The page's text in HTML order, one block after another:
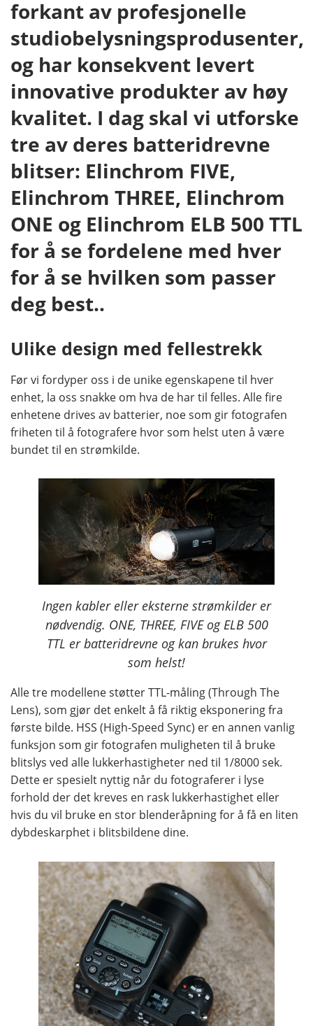
forkant av profesjonelle
studiobelysningsprodusenter,
og har konsekvent levert
innovative produkter av høy
kvalitet. I dag skal vi utforske
tre av deres batteridrevne
blitser: Elinchrom FIVE,
Elinchrom THREE, Elinchrom
ONE og Elinchrom ELB 500 TTL
for å se fordelene med hver
for å se hvilken som passer
deg best..
Ulike design med fellestrekk
Før vi fordyper oss i de unike egenskapene til hver
enhet, la oss snakke om hva de har til felles. Alle fire
enhetene drives av batterier, noe som gir fotografen
friheten til å fotografere hvor som helst uten å være
bundet til en strømkilde.
Ingen kabler eller eksterne strømkilder er
nødvendig. ONE, THREE, FIVE og ELB 500
TTL er batteridrevne og kan brukes hvor
som helst!
Alle tre modellene støtter TTL-måling (Through The
Lens), som gjør det enkelt å få riktig eksponering fra
første bilde. HSS (High-Speed ​​​​Sync) er en annen vanlig
funksjon som gir fotografen muligheten til å bruke
blitslys ved alle lukkerhastigheter ned til 1/8000 sek.
Dette er spesielt nyttig når du fotograferer i lyse
forhold der det kreves en rask lukkerhastighet eller
hvis du vil bruke en stor blenderåpning for å få en liten
dybdeskarphet i blitsbildene dine.